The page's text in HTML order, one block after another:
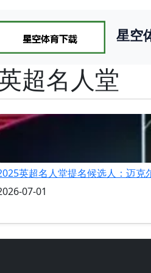
星空
超名人堂
英超名人堂提名候选人：迈克
07-01